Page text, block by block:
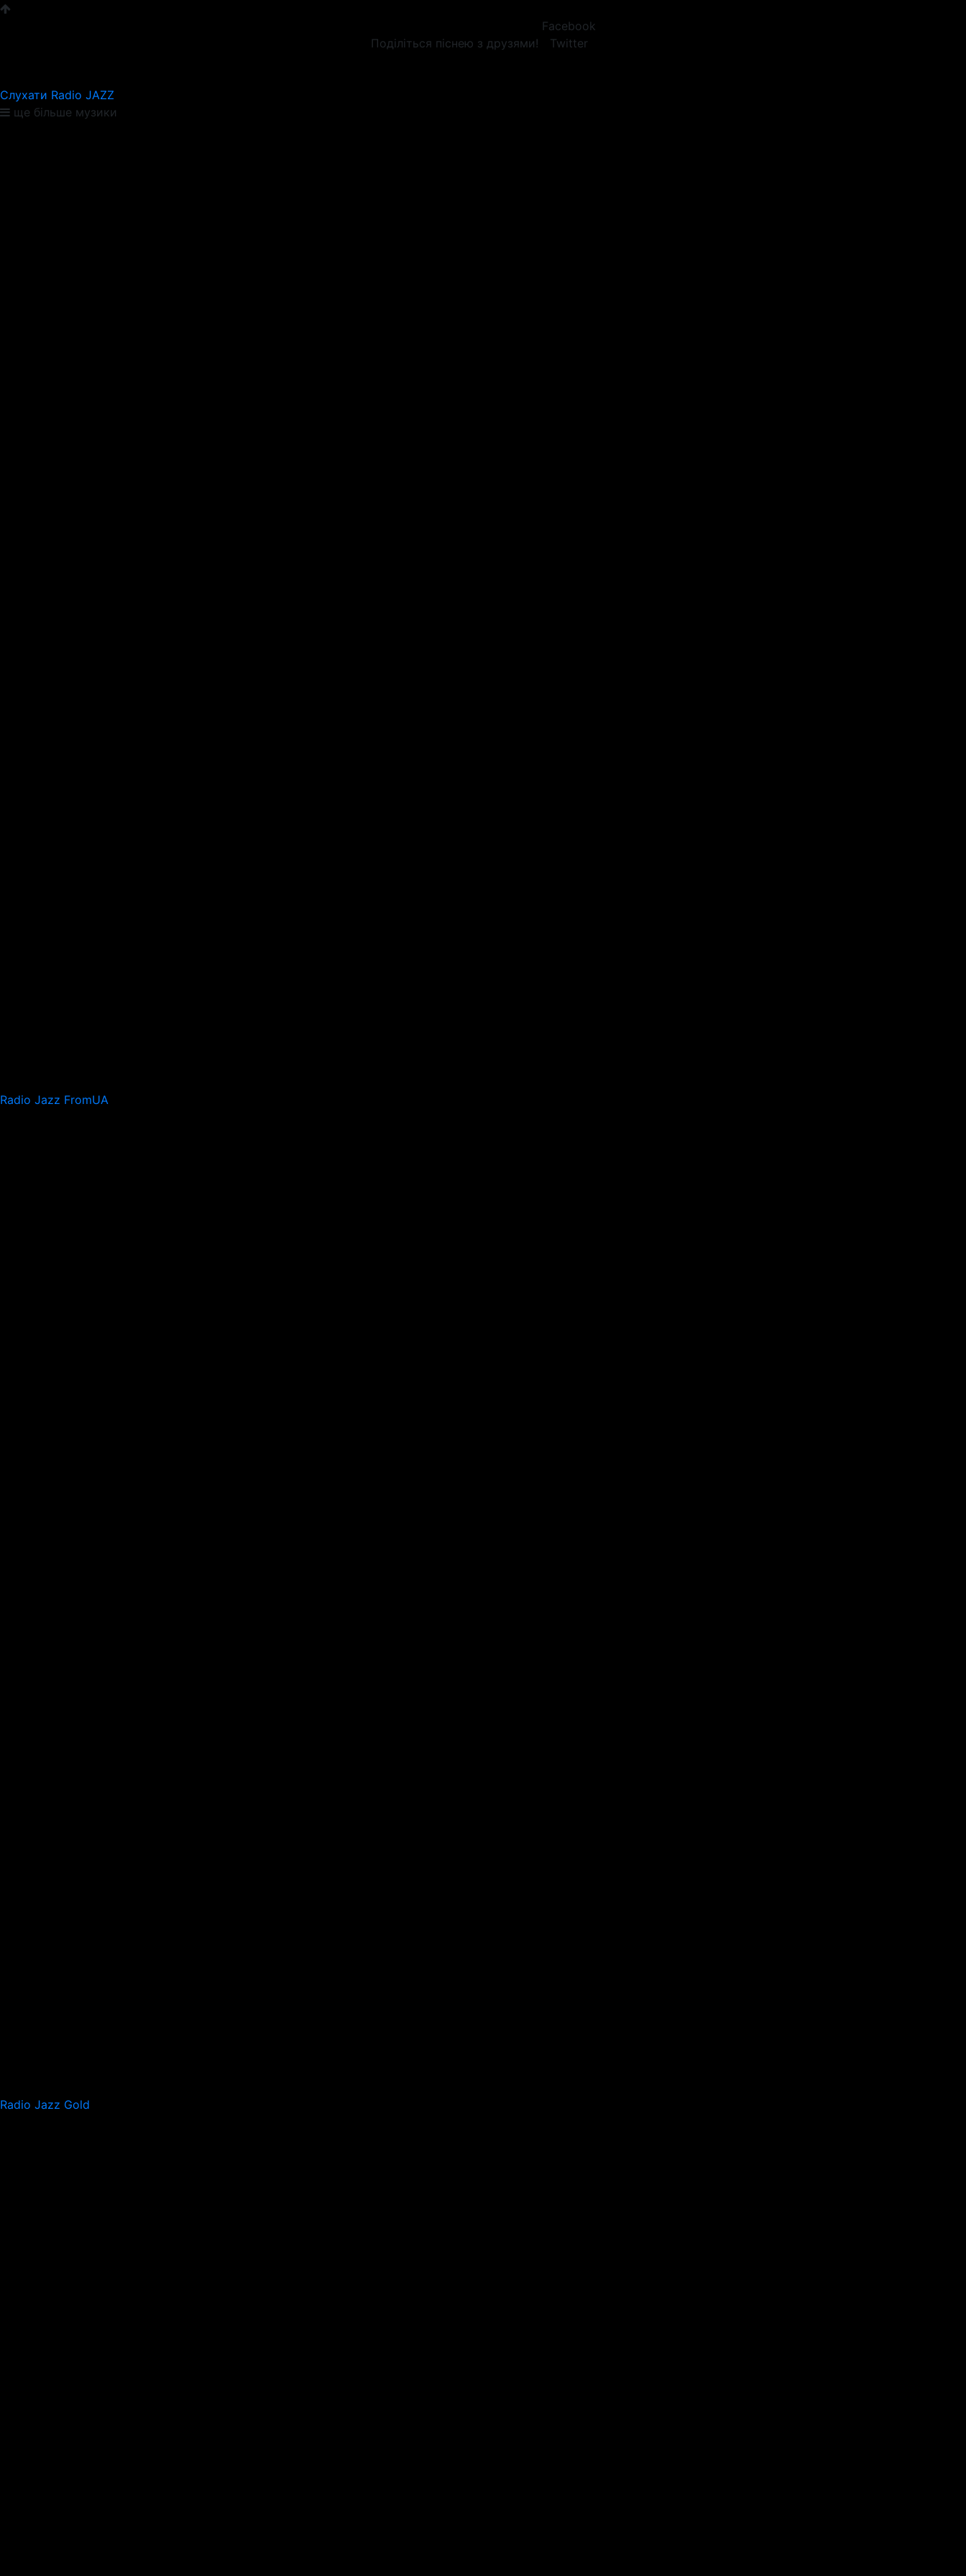
Поділіться піснею з друзями!
Facebook
Twitter
Слухати Radio JAZZ
ще більше музики
Radio Jazz FromUA
Radio Jazz Gold